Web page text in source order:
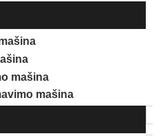
mašina
mašina